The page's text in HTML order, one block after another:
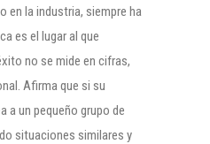
en la industria, siempre ha
es el lugar al que
no se mide en cifras,
Afirma que si su
a un pequeño grupo de
situaciones similares y